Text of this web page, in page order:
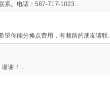
。电话：587-717-1023...
你能分摊点费用，有顺路的朋友请联...
谢！...